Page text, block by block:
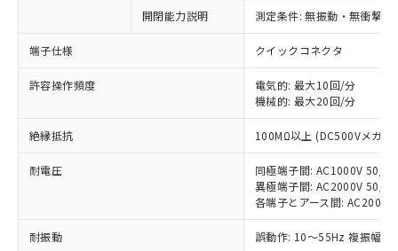
開閉能力説明 測定条件: 無振動・無衝撃
端子仕様 クイックコネクタ
許容操作頻度
電気的: 最大10回/分
機械的: 最大20回/分
絶縁抵抗 100MΩ以上 (DC500Vメガ)
耐電圧
同極端子間: AC1000V 50/
異極端子間: AC2000V 50/
各端子とアース間:
耐振動 誤動作: 10～55Hz 複振幅
以下の条件をお読みいただき、同意のうえ
※1 対応状況
対応済み：EU RoHS指令（10物質）の
非含有に対応した製品が提供可能な商品で
対応予定：EU RoHS指令（10物質）の非含
有に対応した製品に切り替える予定のある
対応予定なし：EU RoHS指令（10物質）の
非含有に非対応の商品で、対応品を出す予